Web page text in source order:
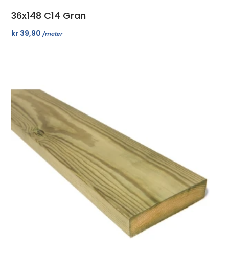
36x148 C14 Gran
kr 39,90 /meter